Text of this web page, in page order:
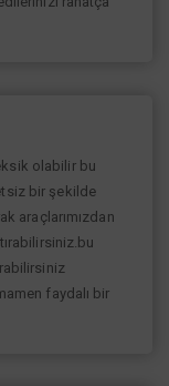
olabilir bu
bir şekilde
araçlarımızdan
faydalı bir